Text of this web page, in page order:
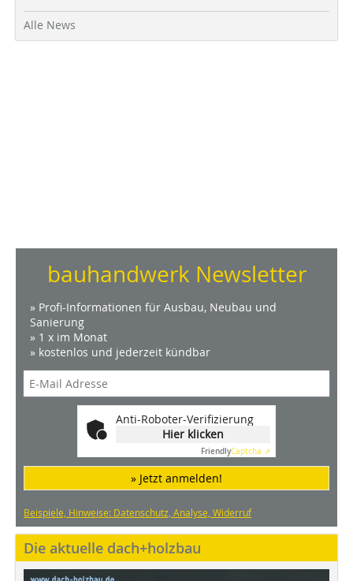
Alle News
bauhandwerk Newsletter
» Profi-Informationen für Ausbau, Neubau und
Sanierung
» 1 x im Monat
» kostenlos und jederzeit kündbar
Anti-Roboter-Verifizierung
Hier klicken
FriendlyCaptcha ⇗
» Jetzt anmelden!
Beispiele, Hinweise: Datenschutz, Analyse, Widerruf
Die aktuelle dach+holzbau